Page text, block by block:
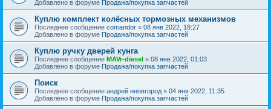
Добавлено в форуме Продажа/покупка запчастей
Куплю комплект колёсных тормозных механизмов
Последнее сообщение comandor « 08 янв 2022, 18:27
Добавлено в форуме Продажа/покупка запчастей
Куплю ручку дверей кунга
Последнее сообщение MAVr-diesel « 08 янв 2022, 01:03
Добавлено в форуме Продажа/покупка запчастей
Поиск
Последнее сообщение андрей нновгород « 04 янв 2022, 11:35
Добавлено в форуме Продажа/покупка запчастей